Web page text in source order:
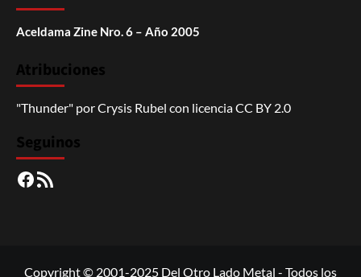
Aceldama Zine Nro. 6 – Año 2005
Atribuciones
"Thunder" porCrysis Rubel con licenciaCC BY 2.0
Seguinos
Facebook
RSS
Copyright © 2001-2025 Del Otro Lado Metal - Todos los